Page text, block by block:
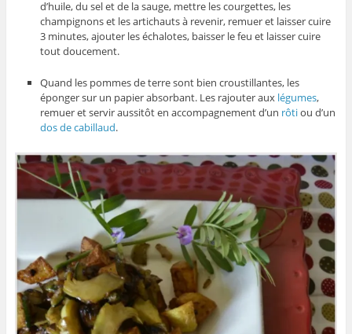
d’huile, du sel et de la sauge, mettre les courgettes, les
champignons et les artichauts à revenir, remuer et laisser cuire
3 minutes, ajouter les échalotes, baisser le feu et laisser cuire
tout doucement.
Quand les pommes de terre sont bien croustillantes, les
éponger sur un papier absorbant. Les rajouter aux légumes,
remuer et servir aussitôt en accompagnement d’un rôtiou d’un
dos de cabillaud.